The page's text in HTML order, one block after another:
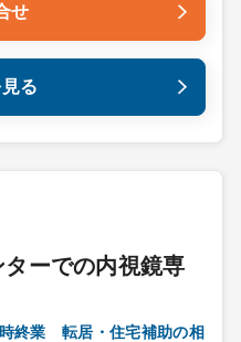
せ
る
ターでの内視鏡専
終業 転居・住宅補助の相